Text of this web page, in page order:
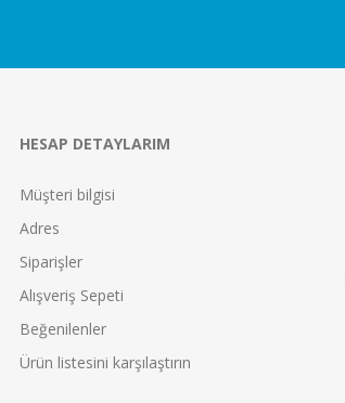
HESAP DETAYLARIM
Müşteri bilgisi
Adres
Siparişler
Alışveriş Sepeti
Beğenilenler
Ürün listesini karşılaştırın